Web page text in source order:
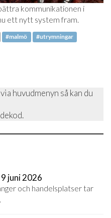
kommunikationen i
ett nytt system fram.
#malmö #utrymningar
via huvudmenyn så kan du
juni 2026
och handelsplatser tar